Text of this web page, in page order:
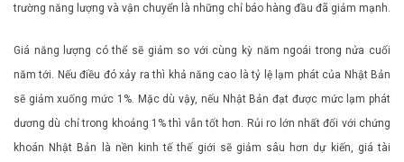
trường năng lượng và vận chuyển là những chỉ báo hàng đầu đã giảm mạnh.
Giá năng lượng có thể sẽ giảm so với cùng kỳ năm ngoái trong nửa cuối
năm tới. Nếu điều đó xảy ra thì khả năng cao là tỷ lệ lạm phát của Nhật Bản
sẽ giảm xuống mức 1%. Mặc dù vậy, nếu Nhật Bản đạt được mức lạm phát
dương dù chỉ trong khoảng 1% thì vẫn tốt hơn. Rủi ro lớn nhất đối với chứng
khoán Nhật Bản là nền kinh tế thế giới sẽ giảm sâu hơn dự kiến, giá tài